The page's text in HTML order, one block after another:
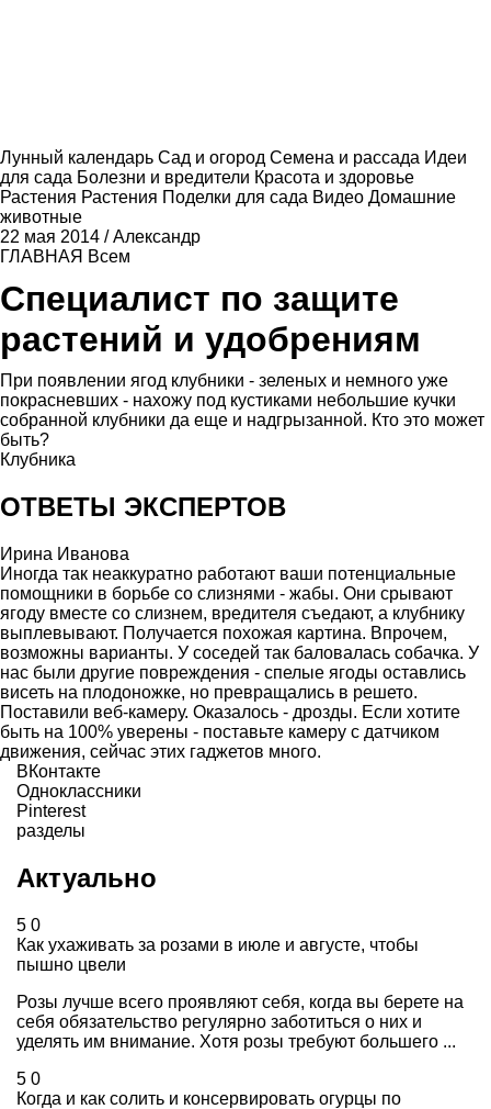
Лунный календарь Сад и огород Семена и рассада Идеи
для сада Болезни и вредители Красота и здоровье
Растения Растения Поделки для сада Видео Домашние
животные
22 мая 2014 /Александр
ГЛАВНАЯ Всем
Специалист по защите
растений и удобрениям
При появлении ягод клубники - зеленых и немного уже
покрасневших - нахожу под кустиками небольшие кучки
собранной клубники да еще и надгрызанной. Кто это может
быть?
Клубника
ОТВЕТЫ ЭКСПЕРТОВ
Ирина Иванова
Иногда так неаккуратно работают ваши потенциальные
помощники в борьбе со слизнями - жабы. Они срывают
ягоду вместе со слизнем, вредителя съедают, а клубнику
выплевывают. Получается похожая картина. Впрочем,
возможны варианты. У соседей так баловалась собачка. У
нас были другие повреждения - спелые ягоды оставлись
висеть на плодоножке, но превращались в решето.
Поставили веб-камеру. Оказалось - дрозды. Если хотите
быть на 100% уверены - поставьте камеру с датчиком
движения, сейчас этих гаджетов много.
ВКонтакте
Одноклассники
Pinterest
разделы
Актуально
5 0
Как ухаживать за розами в июле и августе, чтобы
пышно цвели
Розы лучше всего проявляют себя, когда вы берете на
себя обязательство регулярно заботиться о них и
уделять им внимание. Хотя розы требуют большего ...
5 0
Когда и как солить и консервировать огурцы по